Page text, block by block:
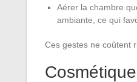
Aérer la chambre
ambiante, ce qui
Ces gestes ne coûtent